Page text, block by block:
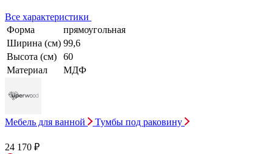
Все характеристики
Форма
прямоугольная
Ширина (см) 99,6
Высота (см)
60
Материал
МДФ
Мебель для ванной Тумбы под раковину
24 170 ₽